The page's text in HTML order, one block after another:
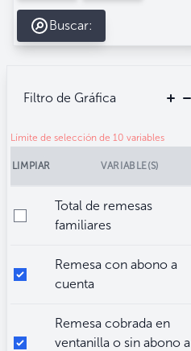
Buscar:
Filtro de Gráfica
Límite de selección de 10 variables
LIMPIAR VARIABLE(S)
Total de remesas
familiares
Remesa con abono a
cuenta
Remesa cobrada en
ventanilla o sin abono a